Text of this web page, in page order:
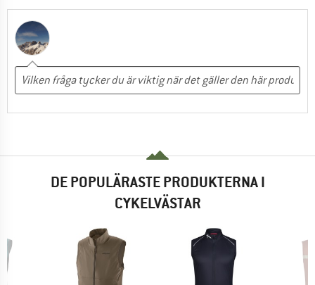
DE POPULÄRASTE PRODUKTERNA I
CYKELVÄSTAR